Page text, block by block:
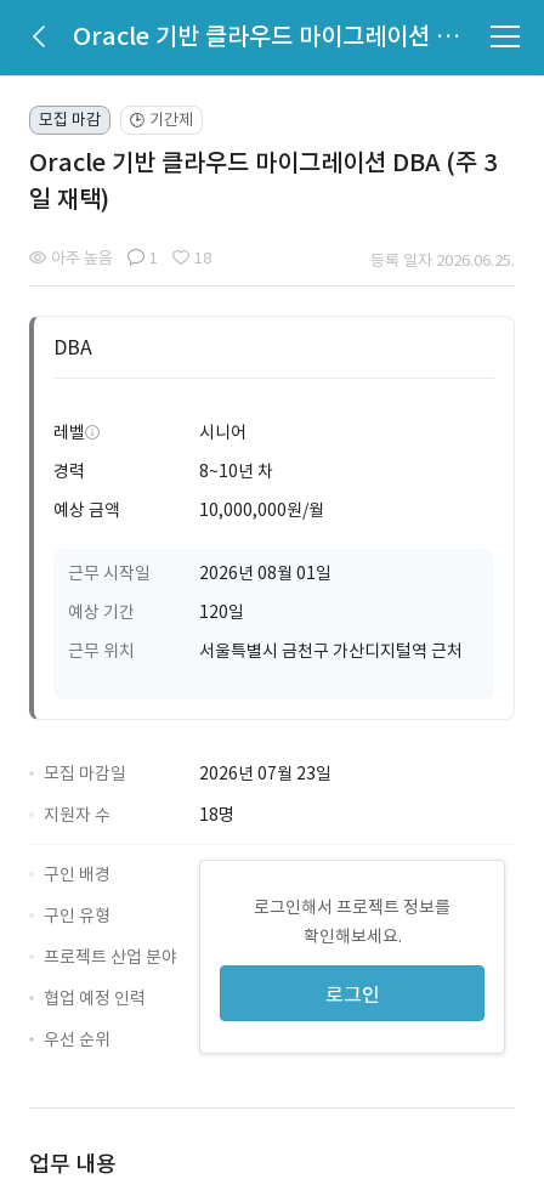
Oracle 기반 클라우드 마이그레이션 DBA (주 3일 재택)
모집 마감 🕒 기간제
Oracle 기반 클라우드 마이그레이션 DBA (주 3
일 재택)
아주 높음 1 18 등록 일자 2026.06.25.
DBA
레벨
시니어
경력
8~10년 차
예상 금액
10,000,000원/월
근무 시작일
2026년 08월 01일
예상 기간
120일
근무 위치
서울특별시 금천구 가산디지털역 근처
모집 마감일
2026년 07월 23일
지원자 수
18명
로그인해서 프로젝트 정보를
확인해보세요.
로그인
구인 배경
구인 유형
프로젝트 산업 분야
협업 예정 인력
우선 순위
업무 내용